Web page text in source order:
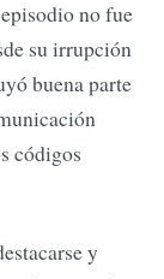
no fue
su irrupción
buena parte
códigos
y